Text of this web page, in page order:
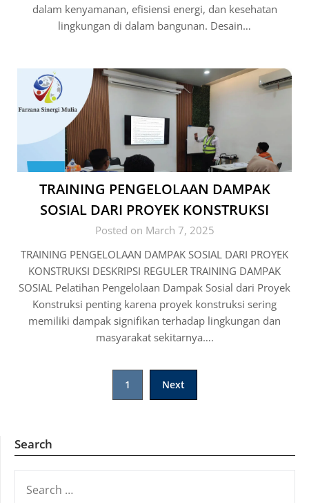
dalam kenyamanan, efisiensi energi, dan kesehatan
lingkungan di dalam bangunan. Desain…
TRAINING PENGELOLAAN DAMPAK
SOSIAL DARI PROYEK KONSTRUKSI
Posted on March 7, 2025
TRAINING PENGELOLAAN DAMPAK SOSIAL DARI PROYEK
KONSTRUKSI DESKRIPSI REGULER TRAINING DAMPAK
SOSIAL Pelatihan Pengelolaan Dampak Sosial dari Proyek
Konstruksi penting karena proyek konstruksi sering
memiliki dampak signifikan terhadap lingkungan dan
masyarakat sekitarnya….
1 Next
Search
FOR: